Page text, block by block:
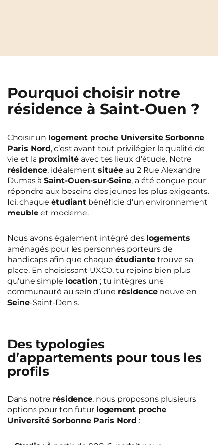
Pourquoi choisir notre
résidence à Saint-Ouen ?
Choisir un logement proche Université Sorbonne
Paris Nord, c’est avant tout privilégier la qualité de
vie et la proximité avec tes lieux d’étude. Notre
résidence, idéalement située au 2 Rue Alexandre
Dumas à Saint-Ouen-sur-Seine, a été conçue pour
répondre aux besoins des jeunes les plus exigeants.
Ici, chaque étudiant bénéficie d’un environnement
meuble et moderne.
Nous avons également intégré des logements
aménagés pour les personnes porteurs de
handicaps afin que chaque étudiante trouve sa
place. En choisissant UXCO, tu rejoins bien plus
qu’une simple location ; tu intègres une
communauté au sein d’une résidence neuve en
Seine-Saint-Denis.
Des typologies
d’appartements pour tous les
profils
Dans notre résidence, nous proposons plusieurs
options pour ton futur logement proche
Université Sorbonne Paris Nord :